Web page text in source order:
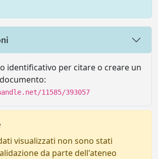
identificativo per citare o creare un
11585/393057
visualizzati non sono stati
da parte dell'ateneo